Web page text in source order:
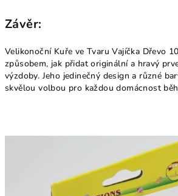
Závěr:
Velikonoční Kuře ve Tvaru Vajíčka Dřevo
způsobem, jak přidat originální a hravý
výzdoby. Jeho jedinečný design a různé
skvělou volbou pro každou domácnost